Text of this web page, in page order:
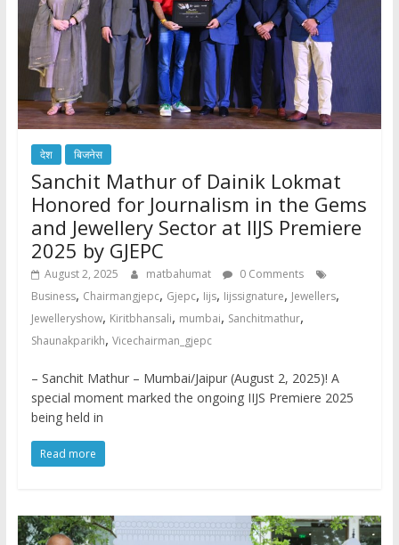
देश बिजनेस
Sanchit Mathur of Dainik Lokmat
Honored for Journalism in the Gems
and Jewellery Sector at IIJS Premiere
2025 by GJEPC
August 2, 2025 matbahumat
0 Comments
Business, Chairmangjepc, Gjepc, Iijs, Iijssignature, Jewellers,
Jewelleryshow, Kiritbhansali, mumbai, Sanchitmathur,
Shaunakparikh, Vicechairman_gjepc
– Sanchit Mathur – Mumbai/Jaipur (August 2, 2025)! A
special moment marked the ongoing IIJS Premiere 2025
being held in
Read more